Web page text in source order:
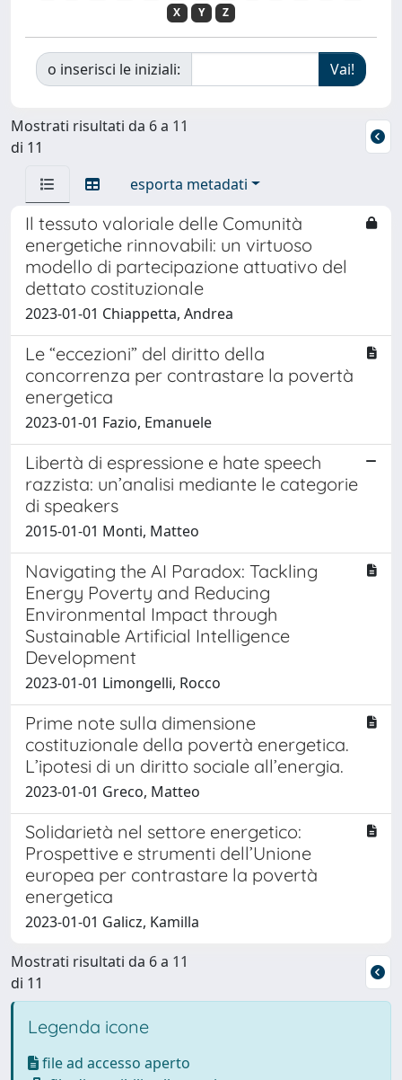
X
Y Z
o inserisci le iniziali:
Mostrati risultati da 6 a 11
di 11
esporta metadati
Il tessuto valoriale delle Comunità
energetiche rinnovabili: un virtuoso
modello di partecipazione attuativo del
dettato costituzionale
2023-01-01 Chiappetta, Andrea
Le “eccezioni” del diritto della
concorrenza per contrastare la povertà
energetica
2023-01-01 Fazio, Emanuele
Libertà di espressione e hate speech
razzista: un’analisi mediante le categorie
di speakers
2015-01-01 Monti, Matteo
Navigating the AI Paradox: Tackling
Energy Poverty and Reducing
Environmental Impact through
Sustainable Artificial Intelligence
Development
2023-01-01 Limongelli, Rocco
Prime note sulla dimensione
costituzionale della povertà energetica.
L’ipotesi di un diritto sociale all’energia.
2023-01-01 Greco, Matteo
Solidarietà nel settore energetico:
Prospettive e strumenti dell’Unione
europea per contrastare la povertà
energetica
2023-01-01 Galicz, Kamilla
Mostrati risultati da 6 a 11
di 11
Legenda icone
file ad accesso aperto